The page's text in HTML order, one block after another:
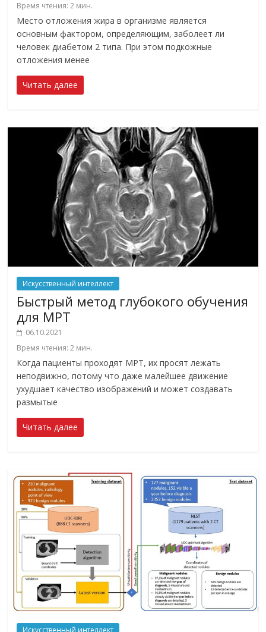
Время чтения:2 мин.
Место отложения жира в организме является
основным фактором, определяющим, заболеет ли
человек диабетом 2 типа. При этом подкожные
отложения менее
Читать далее
Искусственный интеллект
Быстрый метод глубокого обучения
для МРТ
06.10.2021
Время чтения:2 мин.
Когда пациенты проходят МРТ, их просят лежать
неподвижно, потому что даже малейшее движение
ухудшает качество изображений и может создавать
размытые
Читать далее
Искусственный интеллект